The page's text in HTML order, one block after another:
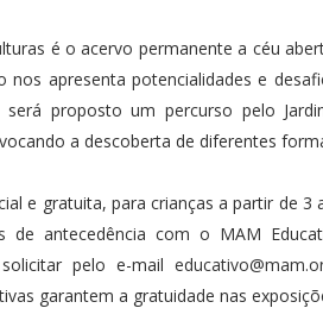
é o acervo permanente a céu
nos apresenta potencialidades e
será proposto um percurso pelo
a descoberta de diferentes
e gratuita, para crianças a partir de
de antecedência com o MAM
pelo e-mail
garantem a gratuidade nas